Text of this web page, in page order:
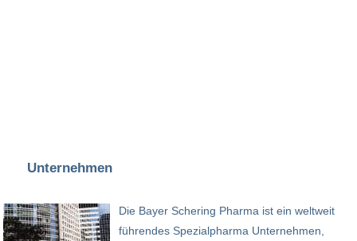
Unternehmen
Die Bayer Schering Pharma ist ein weltweit
führendes Spezialpharma Unternehmen,